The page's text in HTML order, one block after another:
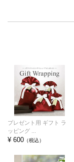
プレゼント用 ギフト ラ
ッピング ...
¥ 600 （税込）